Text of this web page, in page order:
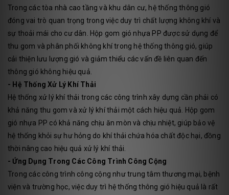
Trong các tòa nhà cao tầng và khu dân cư, hệ thống thông gió
đóng vai trò quan trọng trong việc duy trì chất lượng không khí và
sự thoải mái cho cư dân. Hộp gom gió nhựa PP được sử dụng để
thu gom và phân phối không khí trong hệ thống thông gió, giúp
cải thiện lưu lượng gió và giảm thiểu các vấn đề liên quan đến
thông gió không hiệu quả.
- Hệ Thống Xử Lý Khí Thải
Hệ thống xử lý khí thải trong các công trình xây dựng cần phải có
khả năng thu gom và xử lý khí thải một cách hiệu quả. Hộp gom
gió nhựa PP có khả năng chịu ăn mòn và chịu nhiệt, giúp bảo vệ
hệ thống khỏi sự hư hỏng do khí thải chứa hóa chất độc hại, đồng
thời nâng cao hiệu quả xử lý khí thải.
- Ứng Dụng Trong Các Công Trình Công Cộng
Trong các công trình công cộng như trung tâm thương mại, bệnh
viện và trường học, việc duy trì hệ thống thông gió hiệu quả là rất